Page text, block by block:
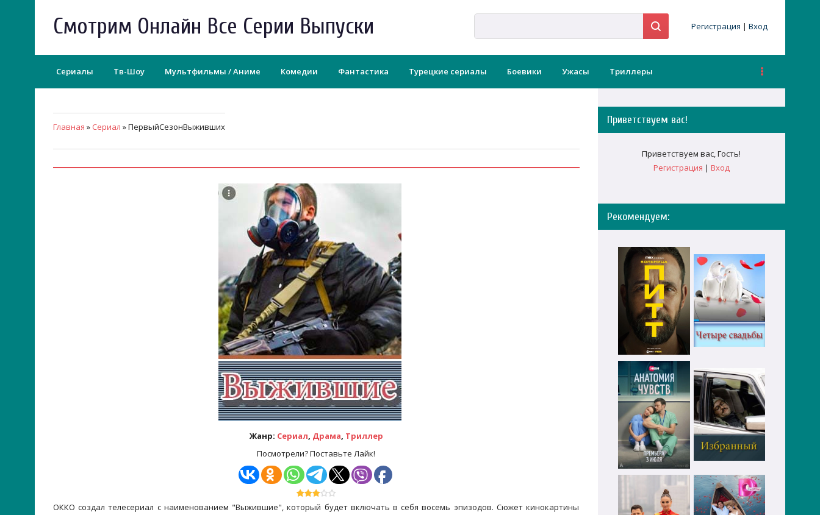
Смотрим Онлайн Все Серии Выпуски Регистрация | Вход
Сериалы Тв-Шоу Мультфильмы / Аниме Комедии Фантастика Турецкие сериалы Боевики Ужасы Триллеры
Главная » Сериал » ПервыйСезонВыживших
Жанр: Сериал, Драма, Триллер
Посмотрели? Поставьте Лайк!
ОККО создал телесериал с наименованием "Выжившие", который будет включать в себя восемь эпизодов. Сюжет кинокартины
Приветствуем вас!
Приветствуем вас,Гость!
Регистрация | Вход
Рекомендуем: